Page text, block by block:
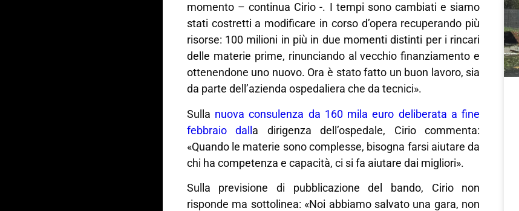
momento – continua Cirio -. I tempi sono cambiati e siamo
stati costretti a modificare in corso d’opera recuperando più
risorse: 100 milioni in più in due momenti distinti per i rincari
delle materie prime, rinunciando al vecchio finanziamento e
ottenendone uno nuovo. Ora è stato fatto un buon lavoro, sia
da parte dell’azienda ospedaliera che da tecnici».
Sulla nuova consulenza da 160 mila euro deliberata a fine
febbraio dalla dirigenza dell’ospedale, Cirio commenta:
«Quando le materie sono complesse, bisogna farsi aiutare da
chi ha competenza e capacità, ci si fa aiutare dai migliori».
Sulla previsione di pubblicazione del bando, Cirio non
risponde ma sottolinea: «Noi abbiamo salvato una gara, non